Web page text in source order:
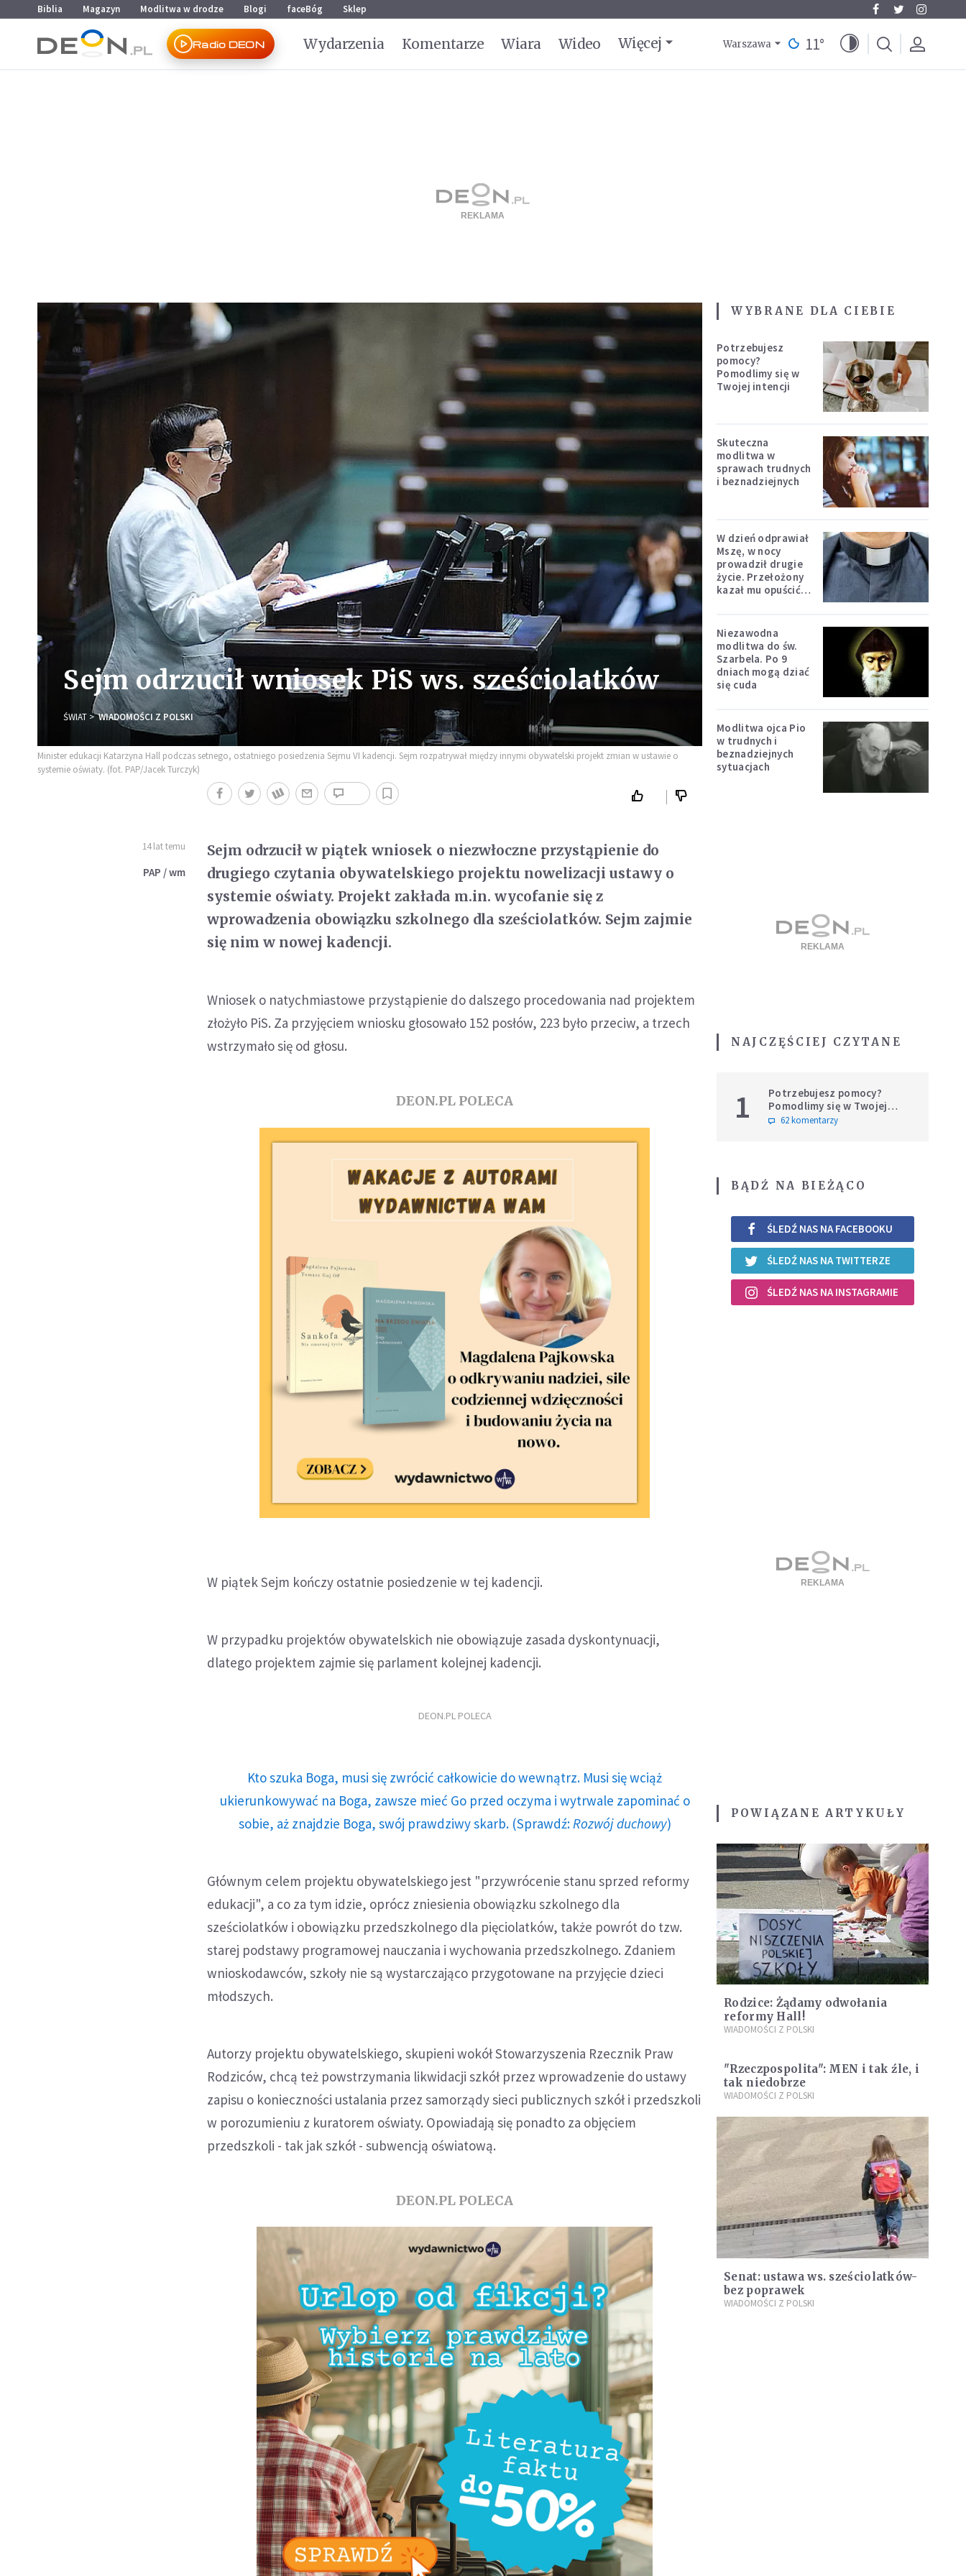
Przejdź do menu głównego
Przejdź do treści
Biblia Magazyn Modlitwa w drodze Blogi faceBóg Sklep
Radio DEON Wydarzenia Komentarze Wiara Wideo Więcej Warszawa 11°
Sejm odrzucił wniosek PiS ws. sześciolatków
ŚWIAT WIADOMOŚCI Z POLSKI
Minister edukacji Katarzyna Hall podczas setnego, ostatniego posiedzenia Sejmu VI kadencji. Sejm rozpatrywał między innymi obywatelski projekt zmian w ustawie o
systemie oświaty. (fot. PAP/Jacek Turczyk)
14 lat temu
PAP / wm
Sejm odrzucił w piątek wniosek o niezwłoczne przystąpienie do
drugiego czytania obywatelskiego projektu nowelizacji ustawy o
systemie oświaty. Projekt zakłada m.in. wycofanie się z
wprowadzenia obowiązku szkolnego dla sześciolatków. Sejm zajmie
się nim w nowej kadencji.
Wniosek o natychmiastowe przystąpienie do dalszego procedowania nad projektem
złożyło PiS. Za przyjęciem wniosku głosowało 152 posłów, 223 było przeciw, a trzech
wstrzymało się od głosu.
DEON.PL POLECA
W piątek Sejm kończy ostatnie posiedzenie w tej kadencji.
W przypadku projektów obywatelskich nie obowiązuje zasada dyskontynuacji,
dlatego projektem zajmie się parlament kolejnej kadencji.
DEON.PL POLECA
Kto szuka Boga, musi się zwrócić całkowicie do wewnątrz. Musi się wciąż
ukierunkowywać na Boga, zawsze mieć Go przed oczyma i wytrwale zapominać o
sobie, aż znajdzie Boga, swój prawdziwy skarb. (Sprawdź: Rozwój duchowy)
Głównym celem projektu obywatelskiego jest "przywrócenie stanu sprzed reformy
edukacji", a co za tym idzie, oprócz zniesienia obowiązku szkolnego dla
sześciolatków i obowiązku przedszkolnego dla pięciolatków, także powrót do tzw.
starej podstawy programowej nauczania i wychowania przedszkolnego. Zdaniem
wnioskodawców, szkoły nie są wystarczająco przygotowane na przyjęcie dzieci
młodszych.
Autorzy projektu obywatelskiego, skupieni wokół Stowarzyszenia Rzecznik Praw
Rodziców, chcą też powstrzymania likwidacji szkół przez wprowadzenie do ustawy
zapisu o konieczności ustalania przez samorządy sieci publicznych szkół i przedszkoli
w porozumieniu z kuratorem oświaty. Opowiadają się ponadto za objęciem
przedszkoli - tak jak szkół - subwencją oświatową.
DEON.PL POLECA
WYBRANE DLA CIEBIE
Potrzebujesz
pomocy?
Pomodlimy się w
Twojej intencji
Skuteczna
modlitwa w
sprawach trudnych
i beznadziejnych
W dzień odprawiał
Mszę, w nocy
prowadził drugie
życie. Przełożony
kazał mu opuścić
Niezawodna
modlitwa do św.
Szarbela. Po 9
dniach mogą dziać
się cuda
Modlitwa ojca Pio
w trudnych i
beznadziejnych
sytuacjach
NAJCZĘŚCIEJ CZYTANE
1
Potrzebujesz pomocy?
Pomodlimy się w Twojej
intencji
62 komentarzy
BĄDŹ NA BIEŻĄCO
ŚLEDŹ NAS NA FACEBOOKU
ŚLEDŹ NAS NA TWITTERZE
ŚLEDŹ NAS NA INSTAGRAMIE
POWIĄZANE ARTYKUŁY
Rodzice: Żądamy odwołania
reformy Hall!
WIADOMOŚCI Z POLSKI
"Rzeczpospolita": MEN i tak źle, i
tak niedobrze
WIADOMOŚCI Z POLSKI
Senat: ustawa ws. sześciolatków-
bez poprawek
WIADOMOŚCI Z POLSKI